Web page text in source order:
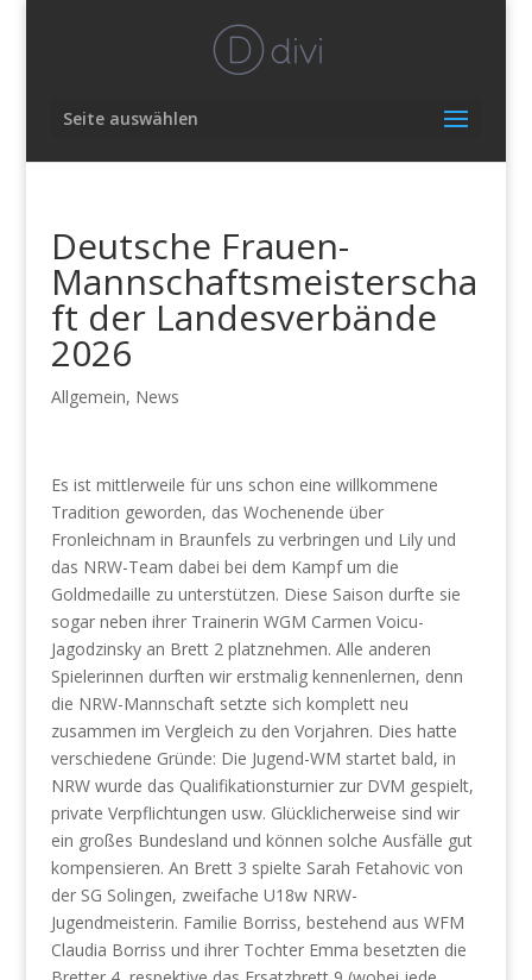
Seite auswählen
Deutsche Frauen-
Mannschaftsmeisterscha
ft der Landesverbände
2026
Allgemein, News
Es ist mittlerweile für uns schon eine willkommene
Tradition geworden, das Wochenende über
Fronleichnam in Braunfels zu verbringen und Lily und
das NRW-Team dabei bei dem Kampf um die
Goldmedaille zu unterstützen. Diese Saison durfte sie
sogar neben ihrer Trainerin WGM Carmen Voicu-
Jagodzinsky an Brett 2 platznehmen. Alle anderen
Spielerinnen durften wir erstmalig kennenlernen, denn
die NRW-Mannschaft setzte sich komplett neu
zusammen im Vergleich zu den Vorjahren. Dies hatte
verschiedene Gründe: Die Jugend-WM startet bald, in
NRW wurde das Qualifikationsturnier zur DVM gespielt,
private Verpflichtungen usw. Glücklicherweise sind wir
ein großes Bundesland und können solche Ausfälle gut
kompensieren. An Brett 3 spielte Sarah Fetahovic von
der SG Solingen, zweifache U18w NRW-
Jugendmeisterin. Familie Borriss, bestehend aus WFM
Claudia Borriss und ihrer Tochter Emma besetzten die